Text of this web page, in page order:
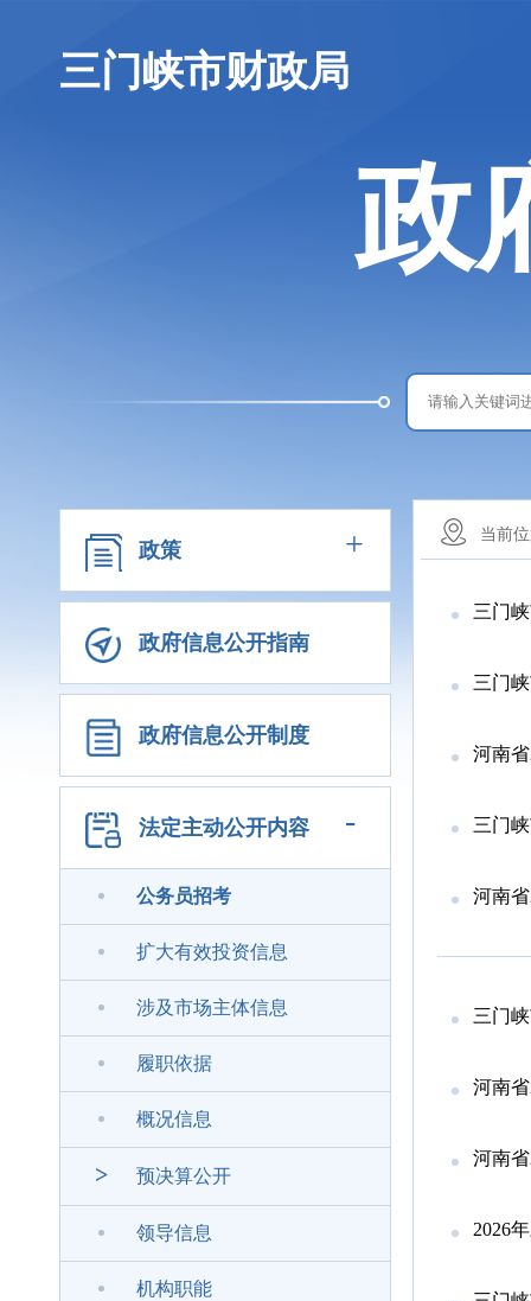
三门峡市财政局
政
政策 +
政府信息公开指南
政府信息公开制度
法定主动公开内容 -
公务员招考
扩大有效投资信息
涉及市场主体信息
履职依据
概况信息
> 预决算公开
领导信息
机构职能
当前
三门
三门
河南
三门
河南省
三门
河南省
河南
2026